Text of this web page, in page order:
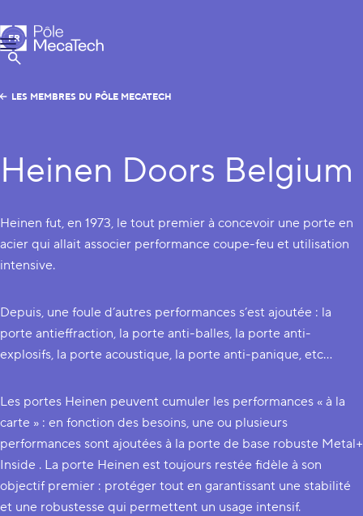
Pôle MecaTech
Menu
Afficher la Recherche
FR
EN
LES MEMBRES DU PÔLE MECATECH
Heinen Doors Belgium
Heinen fut, en 1973, le tout premier à concevoir une porte en
acier qui allait associer performance coupe-feu et utilisation
intensive.
Depuis, une foule d’autres performances s’est ajoutée : la
porte antieffraction, la porte anti-balles, la porte anti-
explosifs, la porte acoustique, la porte anti-panique, etc…
Les portes Heinen peuvent cumuler les performances « à la
carte » : en fonction des besoins, une ou plusieurs
performances sont ajoutées à la porte de base robuste Metal+
Inside . La porte Heinen est toujours restée fidèle à son
objectif premier : protéger tout en garantissant une stabilité
et une robustesse qui permettent un usage intensif.